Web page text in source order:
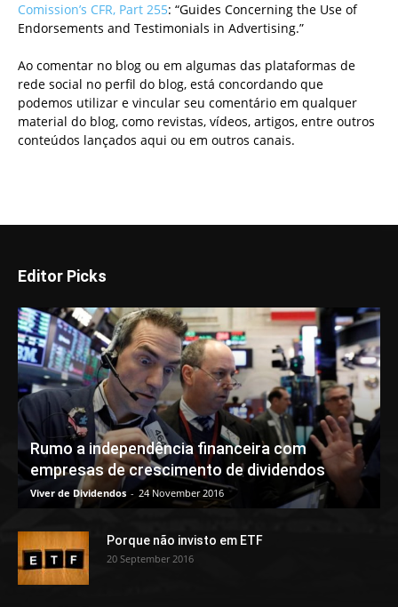
Comission’s CFR, Part 255: “Guides Concerning the Use of
Endorsements and Testimonials in Advertising.”
Ao comentar no blog ou em algumas das plataformas de
rede social no perfil do blog, está concordando que
podemos utilizar e vincular seu comentário em qualquer
material do blog, como revistas, vídeos, artigos, entre outros
conteúdos lançados aqui ou em outros canais.
Editor Picks
Rumo a independência financeira com
empresas de crescimento de dividendos
Viver de Dividendos - 24 November 2016
Porque não invisto em ETF
20 September 2016